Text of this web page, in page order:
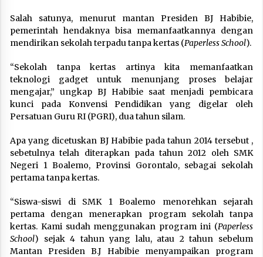
Salah satunya, menurut mantan Presiden BJ Habibie,
pemerintah hendaknya bisa memanfaatkannya dengan
mendirikan sekolah terpadu tanpa kertas (Paperless School).
“Sekolah tanpa kertas artinya kita memanfaatkan
teknologi gadget untuk menunjang proses belajar
mengajar,” ungkap BJ Habibie saat menjadi pembicara
kunci pada Konvensi Pendidikan yang digelar oleh
Persatuan Guru RI (PGRI), dua tahun silam.
Apa yang dicetuskan BJ Habibie pada tahun 2014 tersebut ,
sebetulnya telah diterapkan pada tahun 2012 oleh SMK
Negeri 1 Boalemo, Provinsi Gorontalo, sebagai sekolah
pertama tanpa kertas.
“Siswa-siswi di SMK 1 Boalemo menorehkan sejarah
pertama dengan menerapkan program sekolah tanpa
kertas. Kami sudah menggunakan program ini (Paperless
School) sejak 4 tahun yang lalu, atau 2 tahun sebelum
Mantan Presiden B.J Habibie menyampaikan program